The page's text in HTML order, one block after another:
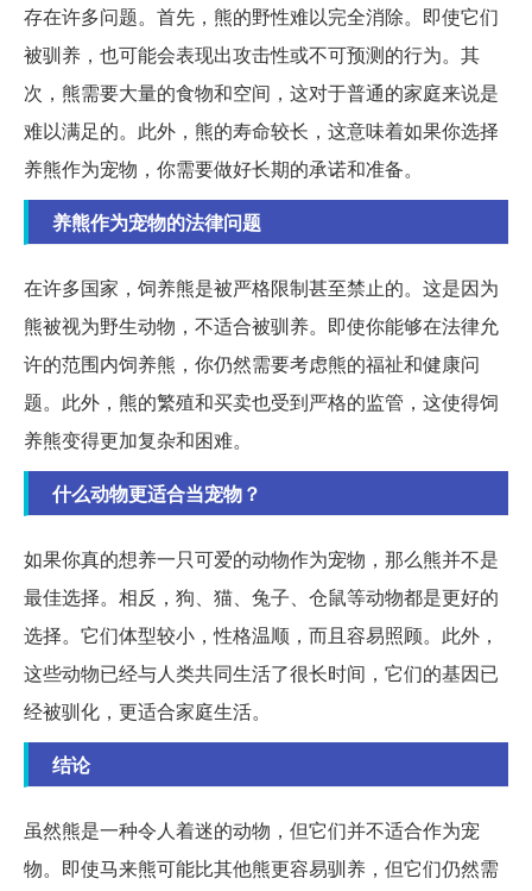
存在许多问题。首先，熊的野性难以完全消除。即使它们
被驯养，也可能会表现出攻击性或不可预测的行为。其
次，熊需要大量的食物和空间，这对于普通的家庭来说是
难以满足的。此外，熊的寿命较长，这意味着如果你选择
养熊作为宠物，你需要做好长期的承诺和准备。
养熊作为宠物的法律问题
在许多国家，饲养熊是被严格限制甚至禁止的。这是因为
熊被视为野生动物，不适合被驯养。即使你能够在法律允
许的范围内饲养熊，你仍然需要考虑熊的福祉和健康问
题。此外，熊的繁殖和买卖也受到严格的监管，这使得饲
养熊变得更加复杂和困难。
什么动物更适合当宠物？
如果你真的想养一只可爱的动物作为宠物，那么熊并不是
最佳选择。相反，狗、猫、兔子、仓鼠等动物都是更好的
选择。它们体型较小，性格温顺，而且容易照顾。此外，
这些动物已经与人类共同生活了很长时间，它们的基因已
经被驯化，更适合家庭生活。
结论
虽然熊是一种令人着迷的动物，但它们并不适合作为宠
物。即使马来熊可能比其他熊更容易驯养，但它们仍然需